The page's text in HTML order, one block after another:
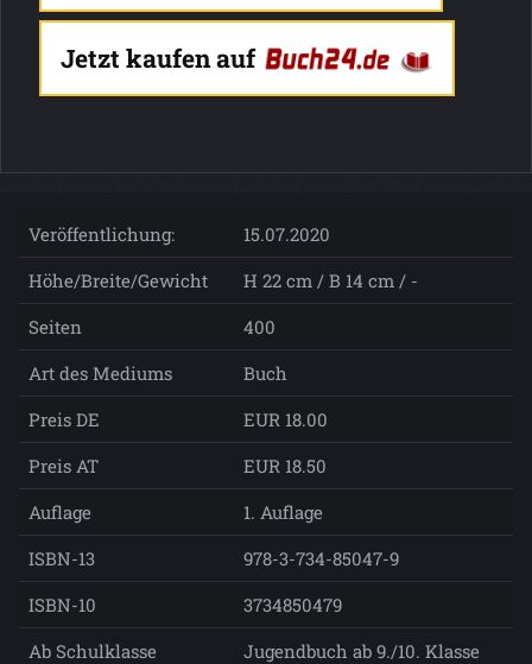
Jetzt kaufen auf
Veröffentlichung:
15.07.2020
Höhe/Breite/Gewicht
H 22 cm / B 14 cm / -
Seiten
400
Art des Mediums
Buch
Preis DE
EUR 18.00
Preis AT
EUR 18.50
Auflage
1. Auflage
ISBN-13
978-3-734-85047-9
ISBN-10
3734850479
Ab Schulklasse
Jugendbuch ab 9./10. Klasse